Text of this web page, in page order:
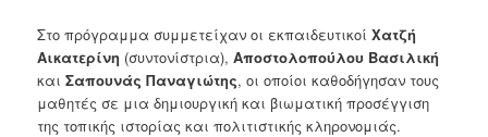
Στο πρόγραμμα συμμετείχαν οι εκπαιδευτικοίΧατζή
Αικατερίνη (συντονίστρια),Αποστολοπούλου Βασιλική
καιΣαπουνάς Παναγιώτης, οι οποίοι καθοδήγησαν τους
μαθητές σε μια δημιουργική και βιωματική προσέγγιση
της τοπικής ιστορίας και πολιτιστικής κληρονομιάς.